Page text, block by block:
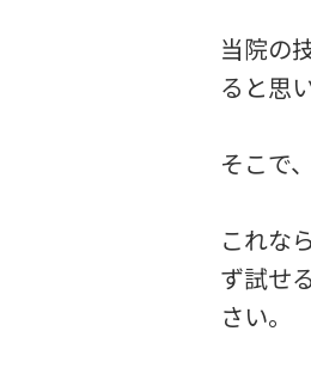
当院の
ると思
そこで
これな
ず試せ
さい。